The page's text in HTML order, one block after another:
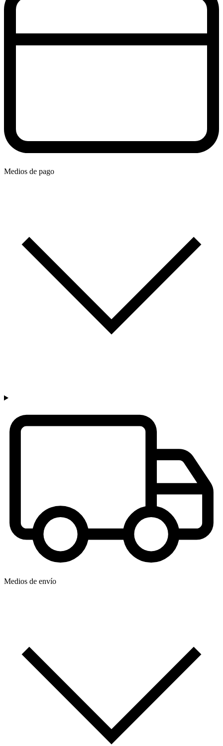
Medios de pago
Medios de envío